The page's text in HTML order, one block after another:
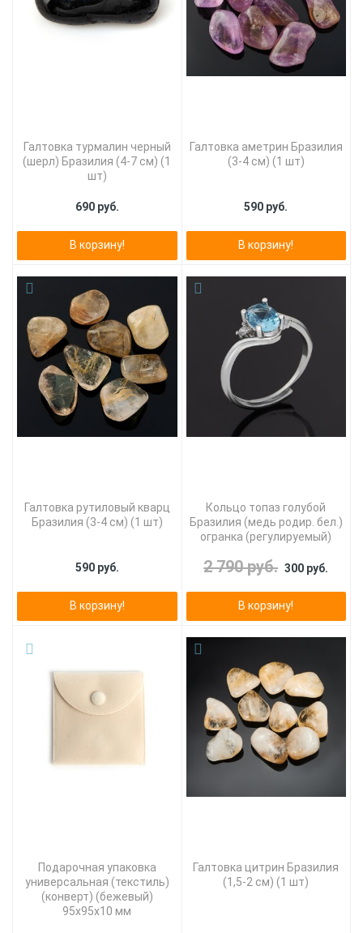
Галтовка турмалин черный
(шерл) Бразилия (4-7 см) (1
шт)
690 руб.
В корзину!
Галтовка аметрин Бразилия
(3-4 см) (1 шт)
590 руб.
В корзину!
Галтовка рутиловый кварц
Бразилия (3-4 см) (1 шт)
590 руб.
В корзину!
Кольцо топаз голубой
Бразилия (медь родир. бел.)
огранка (регулируемый)
2 790 руб. 300 руб.
В корзину!
Подарочная упаковка
универсальная (текстиль)
(конверт) (бежевый)
95х95х10 мм
Галтовка цитрин Бразилия
(1,5-2 см) (1 шт)